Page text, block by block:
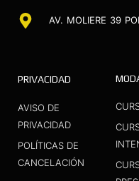
AV. MOLIERE 39
PRIVACIDAD
AVISO DE
PRIVACIDAD
POLÍTICAS DE
CANCELACIÓN